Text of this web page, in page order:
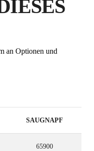
an Optionen und
SAUGNAPF
65900